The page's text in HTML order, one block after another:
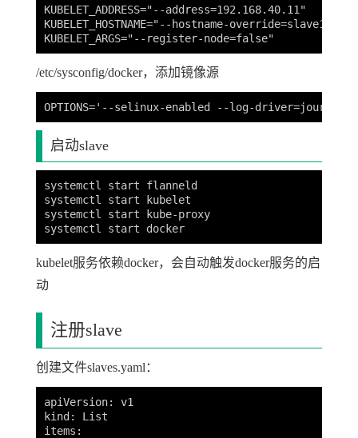
KUBELET_ADDRESS="--address=192.168.40.11"
KUBELET_HOSTNAME="--hostname-override=slave1"
/etc/sysconfig/docker，添加镜像源
启动slave
systemctl start flanneld
systemctl start kubelet
systemctl start kube-proxy
kubelet服务依赖docker，会自动触发docker服务的启
动
注册slave
创建文件slaves.yaml：
apiVersion: v1
kind: List
items: